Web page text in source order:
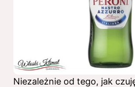
Niezależnie od tego, jak